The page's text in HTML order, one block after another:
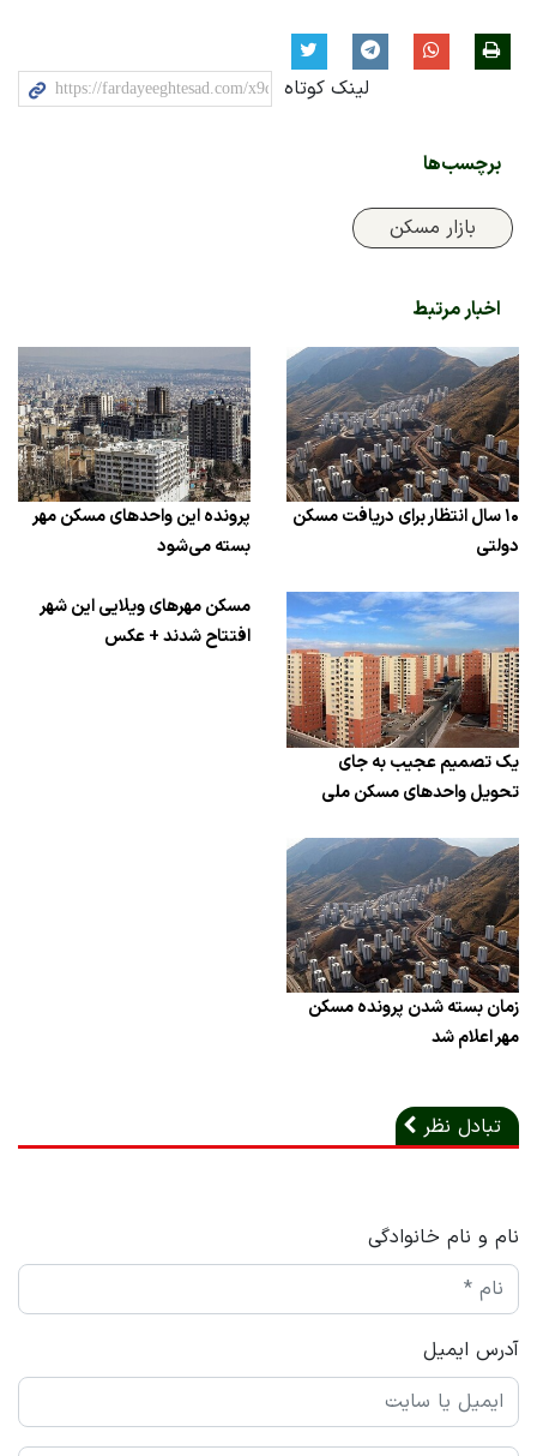
لینک کوتاه
برچسب‌ها
بازار مسکن
اخبار مرتبط
۱۰ سال انتظار برای دریافت مسکن
دولتی
پرونده این واحدهای مسکن مهر
بسته می‌شود
یک تصمیم عجیب به جای
تحویل واحدهای مسکن ملی
مسکن مهرهای ویلایی این شهر
افتتاح شدند + عکس
زمان بسته شدن پرونده مسکن
مهر اعلام شد
تبادل نظر
نام و نام خانوادگی
آدرس ایمیل